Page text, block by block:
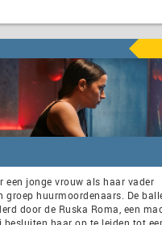
een jonge vrouw als haar vader
groep huurmoordenaars. De
door de Ruska Roma, een